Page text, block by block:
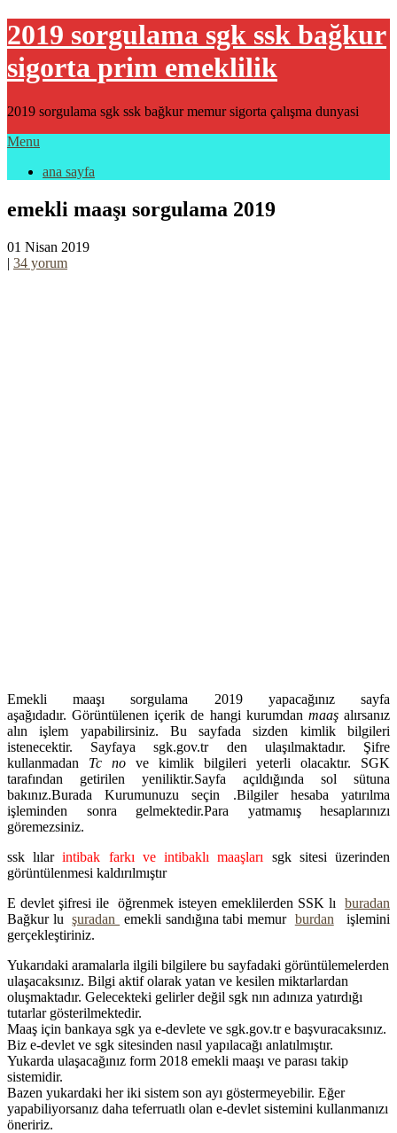
2019 sorgulama sgk ssk bağkur
sigorta prim emeklilik
2019 sorgulama sgk ssk bağkur memur sigorta çalışma dunyasi
Menu
ana sayfa
emekli maaşı sorgulama 2019
01 Nisan 2019
| 34 yorum
Emekli maaşı sorgulama 2019 yapacağınız sayfa
aşağıdadır. Görüntülenen içerik de hangi kurumdan maaşalırsanız
alın işlem yapabilirsiniz. Bu sayfada sizden kimlik bilgileri
istenecektir. Sayfaya sgk.gov.tr den ulaşılmaktadır. Şifre
kullanmadan Tc no ve kimlik bilgileri yeterli olacaktır. SGK
tarafından getirilen yeniliktir.Sayfa açıldığında sol sütuna
bakınız.Burada Kurumunuzu seçin .Bilgiler hesaba yatırılma
işleminden sonra gelmektedir.Para yatmamış hesaplarınızı
göremezsiniz.
ssk lılarintibak farkı ve intibaklı maaşları sgk sitesi üzerinden
görüntülenmesi kaldırılmıştır
E devlet şifresi ile öğrenmek isteyen emeklilerden SSK lı buradan
Bağkur luşuradan emekli sandığına tabi memur burdan işlemini
gerçekleştiriniz.
Yukarıdaki aramalarla ilgili bilgilere bu sayfadaki görüntülemelerden
ulaşacaksınız. Bilgi aktif olarak yatan ve kesilen miktarlardan
oluşmaktadır. Gelecekteki gelirler değil sgk nın adınıza yatırdığı
tutarlar gösterilmektedir.
Maaş için bankaya sgk ya e-devlete ve sgk.gov.tr e başvuracaksınız.
Biz e-devlet ve sgk sitesinden nasıl yapılacağı anlatılmıştır.
Yukarda ulaşacağınız form 2018 emekli maaşı ve parası takip
sistemidir.
Bazen yukardaki her iki sistem son ayı göstermeyebilir. Eğer
yapabiliyorsanız daha teferruatlı olan e-devlet sistemini kullanmanızı
öneririz.